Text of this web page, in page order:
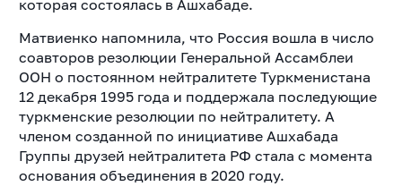
которая состоялась в Ашхабаде.
Матвиенко напомнила, что Россия вошла в число
соавторов резолюции Генеральной Ассамблеи
ООН о постоянном нейтралитете Туркменистана
12 декабря 1995 года и поддержала последующие
туркменские резолюции по нейтралитету. А
членом созданной по инициативе Ашхабада
Группы друзей нейтралитета РФ стала с момента
основания объединения в 2020 году.